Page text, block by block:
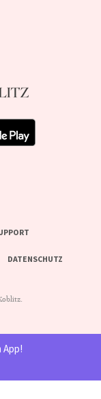
DATENSCHUTZ
App!